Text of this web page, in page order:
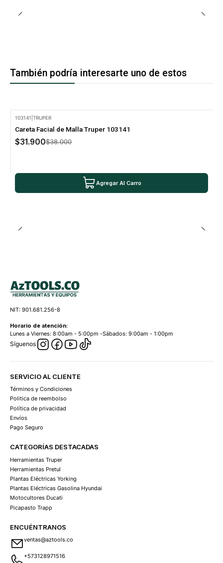
También podría interesarte uno de estos
103141 |TRUPER
Careta Facial de Malla Truper 103141
$31.900$38.000
Agregar Al Carro
NIT: 901.681.256-8
Horario de atención:
Lunes a Viernes: 8:00am - 5:00pm -Sábados: 9:00am - 1:00pm
Síguenos
SERVICIO AL CLIENTE
Términos y Condiciones
Politica de reembolso
Política de privacidad
Envíos
Pago Seguro
CATEGORÍAS DESTACADAS
Herramientas Truper
Herramientas Pretul
Plantas Eléctricas Yorking
Plantas Eléctricas Gasolina Hyundai
Motocultores Ducati
Picapasto Trapp
ENCUÉNTRANOS
ventas@aztools.co
+573128971516